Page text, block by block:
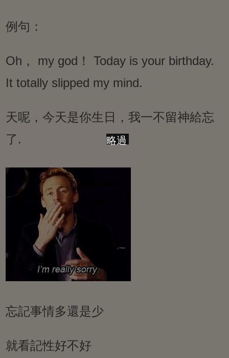
例句：
Oh， my god！ Today is your birthday.
It totally slipped my mind.
天呢，今天是你生日，我一不留神給忘
了.
忘記事情多還是少
就看記性好不好
略過